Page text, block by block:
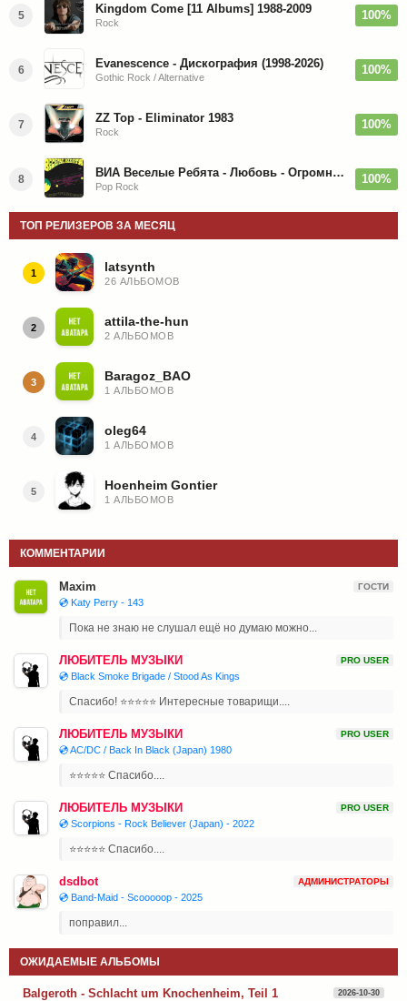
5 Kingdom Come [11 Albums] 1988-2009
Rock
100%
6 Evanescence - Дискография (1998-2026)
Gothic Rock / Alternative
100%
7 ZZ Top - Eliminator 1983
Rock
100%
8 ВИА Веселые Ребята - Любовь - Огромная Страна - 1974/2026
Pop Rock
100%
ТОП РЕЛИЗЕРОВ ЗА МЕСЯЦ
1 latsynth
26 АЛЬБОМОВ
2 attila-the-hun
2 АЛЬБОМОВ
3 Baragoz_BAO
1 АЛЬБОМОВ
4 oleg64
1 АЛЬБОМОВ
5 Hoenheim Gontier
1 АЛЬБОМОВ
КОММЕНТАРИИ
Maxim ГОСТИ
💿 Katy Perry - 143
Пока не знаю не слушал ещё но думаю можно...
ЛЮБИТЕЛЬ МУЗЫКИ PRO USER
💿 Black Smoke Brigade / Stood As Kings
Спасибо! ⭐⭐⭐⭐⭐ Интересные товарищи....
ЛЮБИТЕЛЬ МУЗЫКИ PRO USER
💿 AC/DC / Back In Black (Japan) 1980
⭐⭐⭐⭐⭐ Спасибо....
ЛЮБИТЕЛЬ МУЗЫКИ PRO USER
💿 Scorpions - Rock Believer (Japan) - 2022
⭐⭐⭐⭐⭐ Спасибо....
dsdbot АДМИНИСТРАТОРЫ
💿 Band-Maid - Scooooop - 2025
поправил...
ОЖИДАЕМЫЕ АЛЬБОМЫ
Balgeroth - Schlacht um Knochenheim, Teil 1 2026-10-30